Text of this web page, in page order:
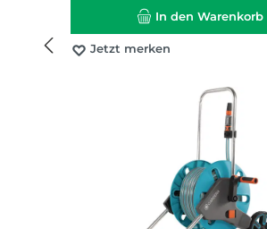
In den Warenkorb
Jetzt merken